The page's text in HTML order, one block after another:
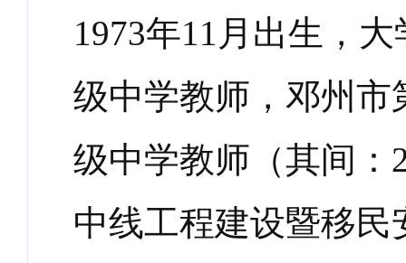
1973年11月出生，
级中学教师，邓州
级中学教师（其间：
中线工程建设暨移